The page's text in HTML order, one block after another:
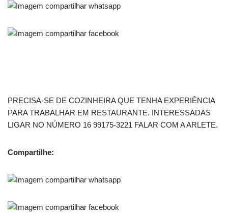
PRECISA-SE DE COZINHEIRA QUE TENHA EXPERIÊNCIA
PARA TRABALHAR EM RESTAURANTE. INTERESSADAS
LIGAR NO NÚMERO 16 99175-3221 FALAR COM A ARLETE.
Compartilhe: